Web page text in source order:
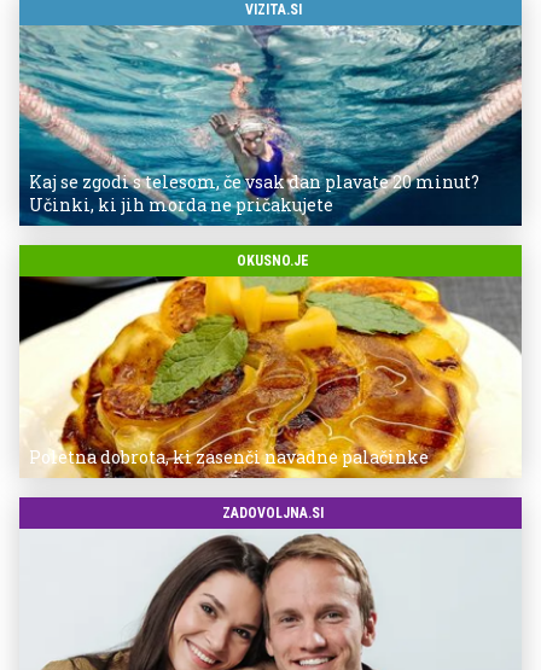
VIZITA.SI
Kaj se zgodi s telesom, če vsak dan plavate 20 minut?
Učinki, ki jih morda ne pričakujete
OKUSNO.JE
Poletna dobrota, ki zasenči navadne palačinke
ZADOVOLJNA.SI